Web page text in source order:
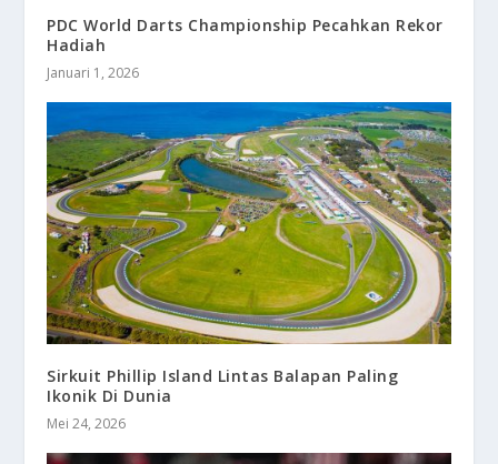
PDC World Darts Championship Pecahkan Rekor
Hadiah
Januari 1, 2026
Sirkuit Phillip Island Lintas Balapan Paling
Ikonik Di Dunia
Mei 24, 2026